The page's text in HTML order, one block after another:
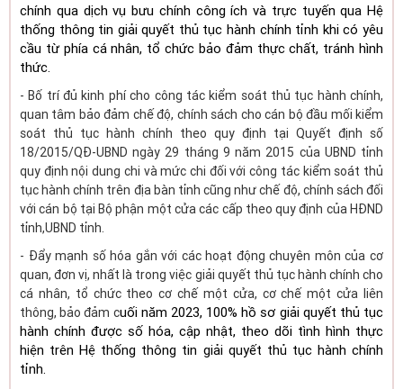
chính qua dịch vụ bưu chính công ích và trực tuyến qua Hệ
thống thông tin giải quyết thủ tục hành chính tỉnh khi có yêu
cầu từ phía cá nhân, tổ chức bảo đảm thực chất, tránh hình
thức.
- Bố trí đủ kinh phí cho công tác kiểm soát thủ tục hành chính,
quan tâm bảo đảm chế độ, chính sách cho cán bộ đầu mối kiểm
soát thủ tục hành chính theo quy định tại Quyết định số
18/2015/QĐ-UBND ngày 29 tháng 9 năm 2015 của UBND tỉnh
quy định nội dung chi và mức chi đối với công tác kiểm soát thủ
tục hành chính trên địa bàn tỉnh cũng như chế độ, chính sách đối
với cán bộ tại Bộ phận một cửa các cấp theo quy định của HĐND
tỉnh,UBND tỉnh.
- Đẩy mạnh số hóa gắn với các hoạt động chuyên môn của cơ
quan, đơn vị, nhất là trong việc giải quyết thủ tục hành chính cho
cá nhân, tổ chức theo cơ chế một cửa, cơ chế một cửa liên
thông, bảo đảm cuối năm 2023, 100% hồ sơ giải quyết thủ tục
hành chính được số hóa, cập nhật, theo dõi tình hình thực
hiện trên Hệ thống thông tin giải quyết thủ tục hành chính
tỉnh.